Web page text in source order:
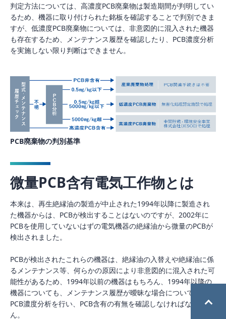
判定方法については、高濃度PCB廃棄物は製造期間が判明してい
るため、機器に取り付けられた銘板を確認することで判別できま
すが、低濃度PCB廃棄物については、非意図的に混入された機器
も存在するため、メンテナンス履歴を確認したり、PCB濃度分析
を実施しない限り判断はできません。
PCB廃棄物の判別基準
微量PCB含有電気工作物とは
本来は、再生絶縁油の製造が中止された1994年以降に製造され
た機器からは、PCBが検出することはないのですが、2002年に
PCBを使用していないはずの電気機器の絶縁油から微量のPCBが
検出されました。
PCBが検出されたこれらの機器は、絶縁油の入替えや絶縁油に係
るメンテナンス等、何らかの原因により非意図的に混入された可
能性があるため、1994年以前の機器はもちろん、1994年以降の
機器についても、メンテナンス履歴が曖昧な場合については、
PCB濃度分析を行い、PCB含有の有無を確認しなければなりませ
ん。